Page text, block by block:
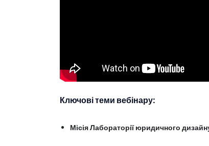
Ключові теми вебінару:
Місія Лабораторії юридичного